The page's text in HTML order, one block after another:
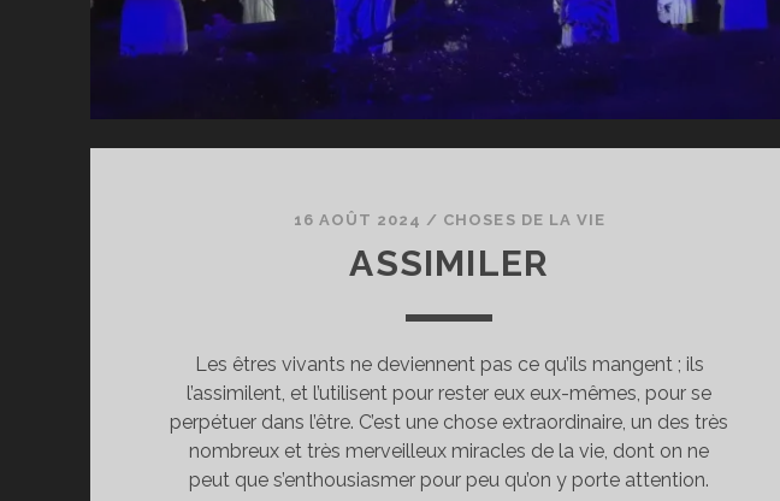
16 AOÛT 2024 / CHOSES DE LA VIE
ASSIMILER
Les êtres vivants ne deviennent pas ce qu’ils mangent ; ils
l’assimilent, et l’utilisent pour rester eux eux-mêmes, pour se
perpétuer dans l’être. C’est une chose extraordinaire, un des très
nombreux et très merveilleux miracles de la vie, dont on ne
peut que s’enthousiasmer pour peu qu’on y porte attention.